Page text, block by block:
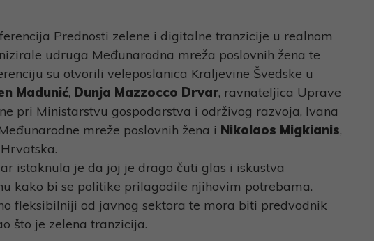
Prednosti zelene i digitalne tranzicije u realnom
udruga Međunarodna mreža poslovnih žena te
su otvorili veleposlanica Kraljevine Švedske u
Madunić, Dunja Mazzocco Drvar, ravnateljica Uprave
pri Ministarstvu gospodarstva i održivog razvoja, Ivana
mreže poslovnih žena i Nikolaos Migkianis,
istaknula je da joj je drago čuti glas i iskustva
kako bi se politike prilagodile njihovim potrebama.
fleksibilniji od javnog sektora te mora biti predvodnik
što je zelena tranzicija.